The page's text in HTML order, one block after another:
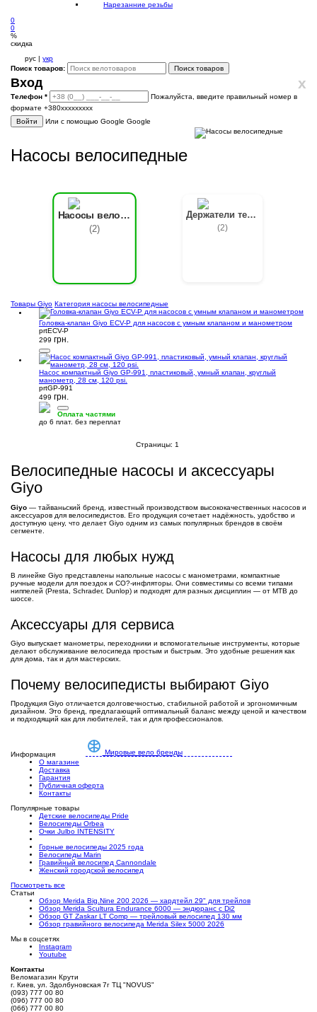
Нарезанние резьбы
0
0
%
скидка
рус | укр
Поиск товаров:
Поиск товаров
x
Вход
Телефон *
Пожалуйста, введите правильный номер в
формате +380ххххххххх
Войти
Или с помощью Google Google
Насосы велосипедные
Насосы велосипедные
(2)
Держатели телефонов
(2)
Товары Giyo Категория насосы велосипедные
Головка-клапан Giyo ECV-P для насосов с умным клапаном и манометром
prtECV-P
299 грн.
Насос компактный Giyo GP-991, пластиковый, умный клапан, круглый
манометр, 28 см, 120 psi.
prtGP-991
499 грн.
Оплата частями
до 6 плат. без переплат
Страницы: 1
Велосипедные насосы и аксессуары
Giyo
Giyo — тайваньский бренд, известный производством высококачественных насосов и
аксессуаров для велосипедистов. Его продукция сочетает надёжность, удобство и
доступную цену, что делает Giyo одним из самых популярных брендов в своём
сегменте.
Насосы для любых нужд
В линейке Giyo представлены напольные насосы с манометрами, компактные
ручные модели для поездок и CO?-инфляторы. Они совместимы со всеми типами
ниппелей (Presta, Schrader, Dunlop) и подходят для разных дисциплин — от MTB до
шоссе.
Аксессуары для сервиса
Giyo выпускает манометры, переходники и вспомогательные инструменты, которые
делают обслуживание велосипеда простым и быстрым. Это удобные решения как
для дома, так и для мастерских.
Почему велосипедисты выбирают Giyo
Продукция Giyo отличается долговечностью, стабильной работой и эргономичным
дизайном. Это бренд, предлагающий оптимальный баланс между ценой и качеством
и подходящий как для любителей, так и для профессионалов.
Мировые вело бренды
Информация
О магазине
Доставка
Гарантия
Публичная оферта
Контакты
Популярные товары
Детские велосипеды Pride
Велосипеды Orbea
Очки Julbo INTENSITY
Горные велосипеды 2025 года
Велосипеды Marin
Гравийный велосипед Cannondale
Женский городской велосипед
Посмотреть все
Статьи
Обзор Merida Big.Nine 200 2026 — хардтейл 29" для трейлов
Обзор Merida Scultura Endurance 6000 — эндюранс с Di2
Обзор GT Zaskar LT Comp — трейловый велосипед 130 мм
Обзор гравийного велосипеда Merida Silex 5000 2026
Мы в соцсетях
Instagram
Youtube
Контакты
Веломагазин Крути
г. Киев, ул. Здолбуновская 7г ТЦ "NOVUS"
(093) 777 00 80
(096) 777 00 80
(066) 777 00 80